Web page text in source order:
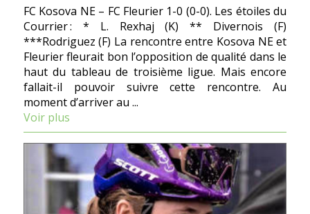
FC Kosova NE – FC Fleurier 1-0 (0-0). Les étoiles du
Courrier : * L. Rexhaj (K) ** Divernois (F)
***Rodriguez (F) La rencontre entre Kosova NE et
Fleurier fleurait bon l’opposition de qualité dans le
haut du tableau de troisième ligue. Mais encore
fallait-il pouvoir suivre cette rencontre. Au
moment d’arriver au ...
Voir plus